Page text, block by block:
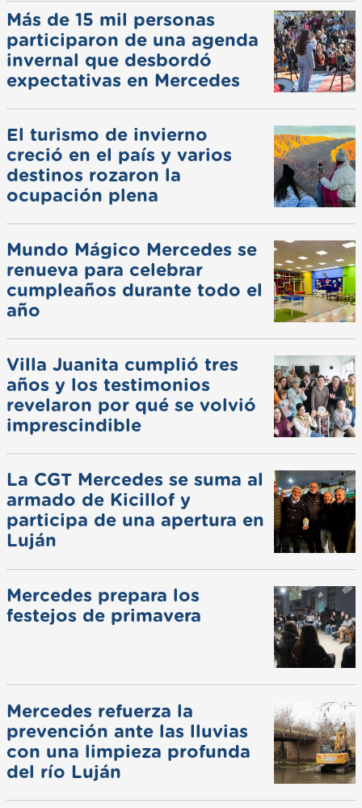
Más de 15 mil personas
participaron de una agenda
invernal que desbordó
expectativas en Mercedes
El turismo de invierno
creció en el país y varios
destinos rozaron la
ocupación plena
Mundo Mágico Mercedes se
renueva para celebrar
cumpleaños durante todo el
año
Villa Juanita cumplió tres
años y los testimonios
revelaron por qué se volvió
imprescindible
La CGT Mercedes se suma al
armado de Kicillof y
participa de una apertura en
Luján
Mercedes prepara los
festejos de primavera
Mercedes refuerza la
prevención ante las lluvias
con una limpieza profunda
del río Luján